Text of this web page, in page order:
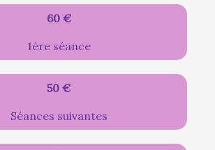
60 €
1ère séance
50 €
Séances suivantes